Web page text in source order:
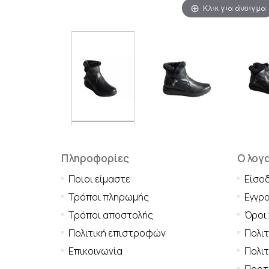
Κλικ για άνοιγμα
Πληροφορίες
Ποιοι είμαστε
Τρόποι πληρωμής
Τρόποι αποστολής
Πολιτική επιστροφών
Επικοινωνία
Ο
Όροι